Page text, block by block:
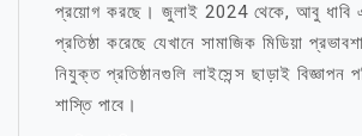
প্রয়োগ করছে। জুলাই 2024 থেকে, আবু
প্রতিষ্ঠা করেছে যেখানে সামাজিক মিডিয়া
নিযুক্ত প্রতিষ্ঠানগুলি লাইসেন্স ছাড়াই বিজ্ঞাপন
শাস্তি পাবে।